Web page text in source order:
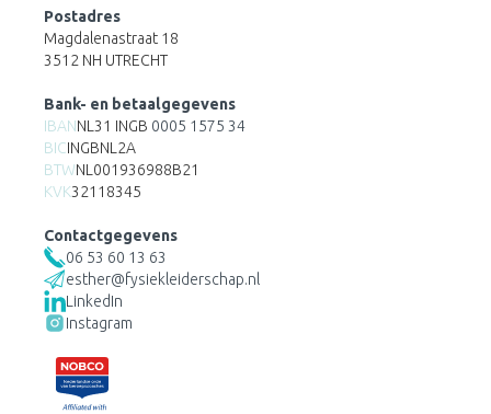
Postadres
Magdalenastraat 18
3512 NH UTRECHT
Bank- en betaalgegevens
IBANNL31 INGB 0005 1575 34
BICINGBNL2A
BTWNL001936988B21
KVK32118345
Contactgegevens
06 53 60 13 63
esther@fysiekleiderschap.nl
LinkedIn
Instagram